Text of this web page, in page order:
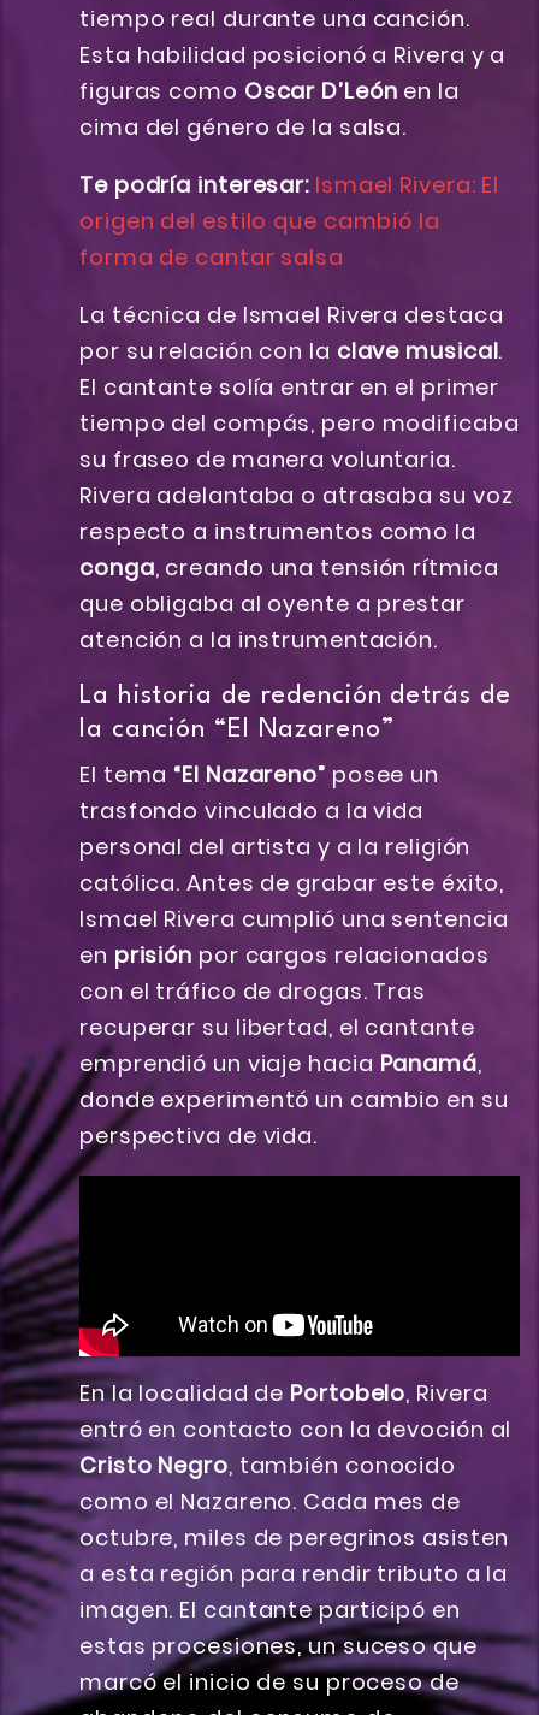
tiempo real durante una canción.
Esta habilidad posicionó a Rivera y a
figuras como Oscar D’León en la
cima del género de la salsa.
Te podría interesar: Ismael Rivera: El
origen del estilo que cambió la
forma de cantar salsa
La técnica de Ismael Rivera destaca
por su relación con la clave musical.
El cantante solía entrar en el primer
tiempo del compás, pero modificaba
su fraseo de manera voluntaria.
Rivera adelantaba o atrasaba su voz
respecto a instrumentos como la
conga, creando una tensión rítmica
que obligaba al oyente a prestar
atención a la instrumentación.
La historia de redención detrás de
la canción “El Nazareno”
El tema “El Nazareno” posee un
trasfondo vinculado a la vida
personal del artista y a la religión
católica. Antes de grabar este éxito,
Ismael Rivera cumplió una sentencia
en prisión por cargos relacionados
con el tráfico de drogas. Tras
recuperar su libertad, el cantante
emprendió un viaje hacia Panamá,
donde experimentó un cambio en su
perspectiva de vida.
En la localidad de Portobelo, Rivera
entró en contacto con la devoción al
Cristo Negro, también conocido
como el Nazareno. Cada mes de
octubre, miles de peregrinos asisten
a esta región para rendir tributo a la
imagen. El cantante participó en
estas procesiones, un suceso que
marcó el inicio de su proceso de